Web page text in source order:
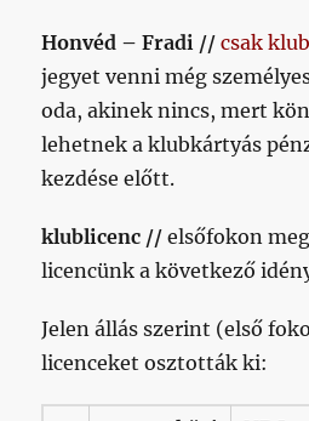
Honvéd – Fradi // csak
jegyet venni még
oda, akinek nincs, mert
lehetnek a klubkártyás
kezdése előtt.
klublicenc //elsőfokon
licencünk a következő
Jelen állás szerint (első
licenceket osztották ki: